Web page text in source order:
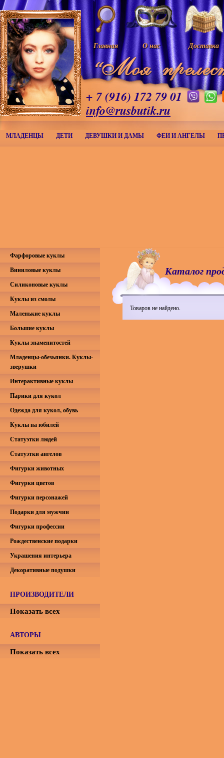
Главная О нас Доставка
+ 7 (916) 172 79 01
info@rusbutik.ru
МЛАДЕНЦЫ ДЕТИ ДЕВУШКИ И ДАМЫ ФЕИ И АНГЕЛЫ
Каталог
Товаров не найдено.
Фарфоровые куклы
Виниловые куклы
Силиконовые куклы
Куклы из смолы
Маленькие куклы
Большие куклы
Куклы знаменитостей
Младенцы-обезьянки. Куклы-
зверушки
Интерактивные куклы
Парики для кукол
Одежда для кукол, обувь
Куклы на юбилей
Статуэтки людей
Статуэтки ангелов
Фигурки животных
Фигурки цветов
Фигурки персонажей
Подарки для мужчин
Фигурки профессии
Рождественские подарки
Украшения интерьера
Декоративные подушки
ПРОИЗВОДИТЕЛИ
Показать всех
АВТОРЫ
Показать всех